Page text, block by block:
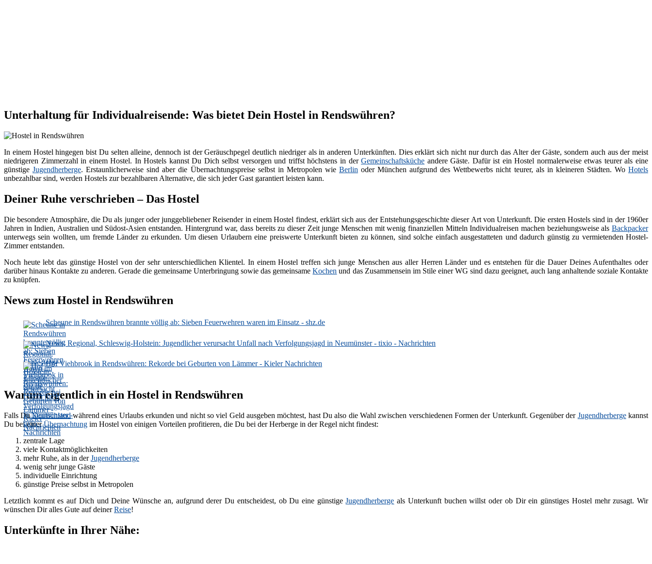
Unterhaltung für Individualreisende: Was bietet Dein Hostel in Rendswühren?
In einem Hostel hingegen bist Du selten alleine, dennoch ist der Geräuschpegel deutlich niedriger als in anderen Unterkünften. Dies erklärt sich nicht nur durch das Alter der Gäste, sondern auch aus der meist
niedrigeren Zimmerzahl in einem Hostel. In Hostels kannst Du Dich selbst versorgen und triffst höchstens in derGemeinschaftsküche andere Gäste. Dafür ist ein Hostel normalerweise etwas teurer als eine
günstigeJugendherberge. Erstaunlicherweise sind aber die Übernachtungspreise selbst in Metropolen wie Berlin oder München aufgrund des Wettbewerbs nicht teurer, als in kleineren Städten. WoHotels
unbezahlbar sind, werden Hostels zur bezahlbaren Alternative, die sich jeder Gast garantiert leisten kann.
Deiner Ruhe verschrieben – Das Hostel
Die besondere Atmosphäre, die Du als junger oder junggebliebener Reisender in einem Hostel findest, erklärt sich aus der Entstehungsgeschichte dieser Art von Unterkunft. Die ersten Hostels sind in der 1960er
Jahren in Indien, Australien und Südost-Asien entstanden. Hintergrund war, dass bereits zu dieser Zeit junge Menschen mit wenig finanziellen Mitteln Individualreisen machen beziehungsweise als Backpacker
unterwegs sein wollten, um fremde Länder zu erkunden. Um diesen Urlaubern eine preiswerte Unterkunft bieten zu können, sind solche einfach ausgestatteten und dadurch günstig zu vermietenden Hostel-
Zimmer entstanden.
Noch heute lebt das günstige Hostel von der sehr unterschiedlichen Klientel. In einem Hostel treffen sich junge Menschen aus aller Herren Länder und es entstehen für die Dauer Deines Aufenthaltes oder
darüber hinaus Kontakte zu anderen. Gerade die gemeinsame Unterbringung sowie das gemeinsameKochen und das Zusammensein im Stile einer WG sind dazu geeignet, auch lang anhaltende soziale Kontakte
zu knüpfen.
News zum Hostel in Rendswühren
Scheune in Rendswühren brannte völlig ab: Sieben Feuerwehren waren im Einsatz - shz.de
News, Regional, Schleswig-Holstein: Jugendlicher verursacht Unfall nach Verfolgungsjagd in Neumünster - tixio - Nachrichten
Hof Viehbrook in Rendswühren: Rekorde bei Geburten von Lämmer - Kieler Nachrichten
Warum eigentlich in ein Hostel in Rendswühren
Falls DuDeutschlandwährend eines Urlaubs erkunden und nicht so viel Geld ausgeben möchtest, hast Du also die Wahl zwischen verschiedenen Formen der Unterkunft. Gegenüber der Jugendherbergekannst
Du bei einerÜbernachtung im Hostel von einigen Vorteilen profitieren, die Du bei der Herberge in der Regel nicht findest:
zentrale Lage
viele Kontaktmöglichkeiten
mehr Ruhe, als in derJugendherberge
wenig sehr junge Gäste
individuelle Einrichtung
günstige Preise selbst in Metropolen
Letztlich kommt es auf Dich und Deine Wünsche an, aufgrund derer Du entscheidest, ob Du eine günstigeJugendherberge als Unterkunft buchen willst oder ob Dir ein günstiges Hostel mehr zusagt. Wir
wünschen Dir alles Gute auf deinerReise!
Unterkünfte in Ihrer Nähe: